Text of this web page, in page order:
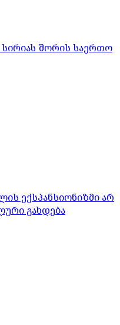
სირიას შორის საერთო
ექსპანსიონიზმი არ
გახდება